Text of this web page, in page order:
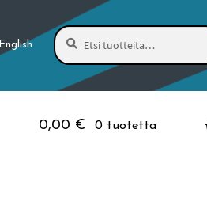
English
Etsi:
Haku
0,00 € 0 tuotetta